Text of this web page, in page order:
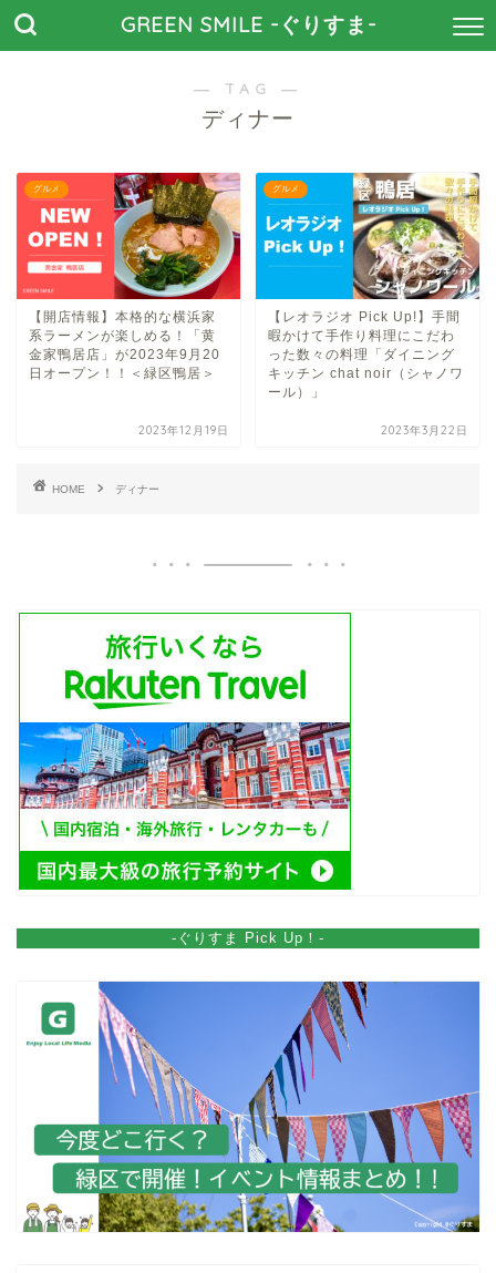
GREEN SMILE -ぐりすま-
― TAG ―
ディナー
グルメ
【開店情報】本格的な横浜家
系ラーメンが楽しめる！「黄
金家鴨居店」が2023年9月20
日オープン！！＜緑区鴨居＞
2023年12月19日
グルメ
【レオラジオ Pick Up!】手間
暇かけて手作り料理にこだわ
った数々の料理「ダイニング
キッチン chat noir（シャノワ
ール）」
2023年3月22日
HOME ディナー
-ぐりすま Pick Up！-